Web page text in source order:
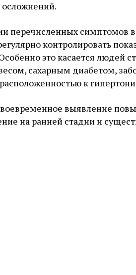
перечисленных симптомов
контролировать
это касается людей
сахарным диабетом,
к
выявление
на ранней стадии и